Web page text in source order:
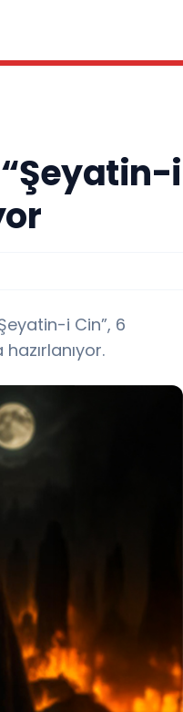
“Şeyatin-i
i Cin”, 6